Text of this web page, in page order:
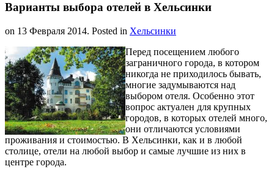
Варианты выбора отелей в Хельсинки
on 13 Февраля 2014. Posted in Хельсинки
Перед посещением любого
заграничного города, в котором
никогда не приходилось бывать,
многие задумываются над
выбором отеля. Особенно этот
вопрос актуален для крупных
городов, в которых отелей много,
они отличаются условиями
проживания и стоимостью. В Хельсинки, как и в любой
столице, отели на любой выбор и самые лучшие из них в
центре города.